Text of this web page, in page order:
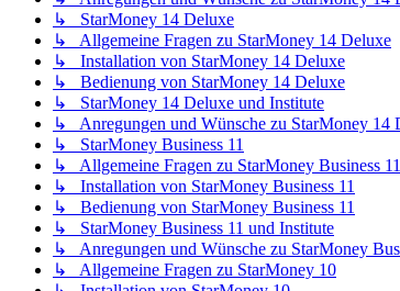
↳ StarMoney 14 Deluxe
↳ Allgemeine Fragen zu StarMoney 14 Deluxe
↳ Installation von StarMoney 14 Deluxe
↳ Bedienung von StarMoney 14 Deluxe
↳ StarMoney 14 Deluxe und Institute
↳ Anregungen und Wünsche zu StarMoney 14
↳ StarMoney Business 11
↳ Allgemeine Fragen zu StarMoney Business 11
↳ Installation von StarMoney Business 11
↳ Bedienung von StarMoney Business 11
↳ StarMoney Business 11 und Institute
↳ Anregungen und Wünsche zu StarMoney
↳ Allgemeine Fragen zu StarMoney 10